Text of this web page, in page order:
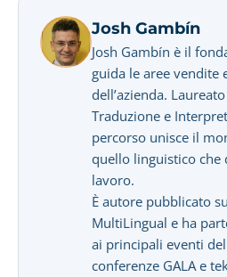
Josh Gambín
Josh Gambín è il
guida le aree vendite
dell’azienda.
Traduzione e
percorso unisce il
quello linguistico
lavoro.
È autore pubblicato
MultiLingual e ha
ai principali eventi
conferenze GALA e